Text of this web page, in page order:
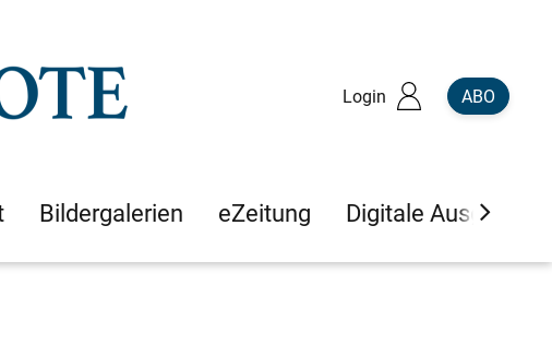
Login ABO
Bildergalerien eZeitung Digitale Ausgaben